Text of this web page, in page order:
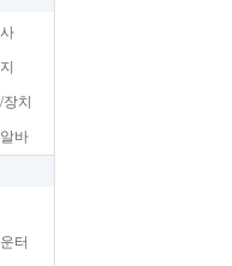
치
바
터